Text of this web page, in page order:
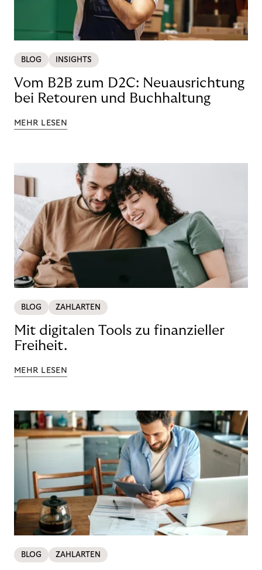
BLOG INSIGHTS
Vom B2B zum D2C: Neuausrichtung
bei Retouren und Buchhaltung
MEHR LESEN
BLOG ZAHLARTEN
Mit digitalen Tools zu finanzieller
Freiheit.
MEHR LESEN
BLOG ZAHLARTEN